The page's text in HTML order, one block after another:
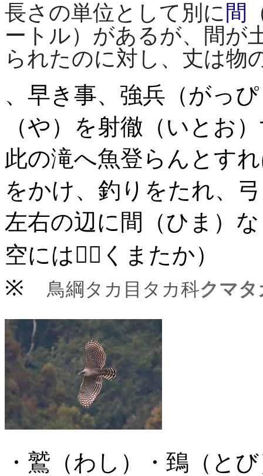
長さの単位として別に間
ートル）があるが、間が
られたのに対し、丈は物
、早き事、強兵（がっ
（や）を射徹（いとお
此の滝へ魚登らんとす
をかけ、釣りをたれ、
左右の辺に間（ひま）
空には（くまたか）
※
鳥綱タカ目タカ科クマタ
・鷲（わし）・鵄（と